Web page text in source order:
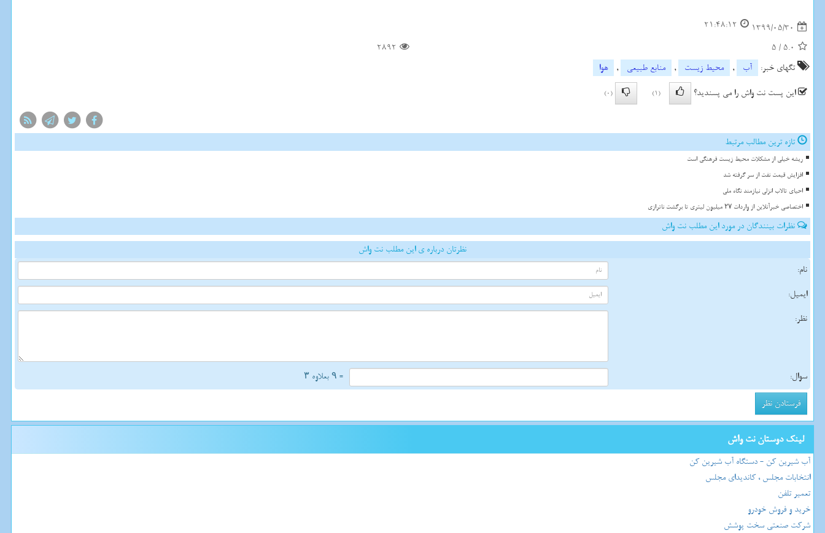
1399/05/30
21:48:12
5.0
/
5
2892
تگهای خبر:
آب , محیط زیست , منابع طبیعی ,
هوا
این پست نت واش را می پسندید؟
(1)
(0)
تازه ترین مطالب مرتبط
ریشه خیلی از مشکلات محیط زیست فرهنگی است
افزایش قیمت نفت از سر گرفته شد
احیای تالاب انزلی نیازمند نگاه ملی
اختصاصی خبرآنلاین از واردات ۲۷ میلیون لیتری تا برگشت ناترازی
نظرات بینندگان در مورد این مطلب نت واش
نظرتان درباره ی این مطلب نت واش
نام:
ایمیل:
نظر:
سوال: = ۹ بعلاوه ۳
لینک دوستان نت واش
آب شیرین کن - دستگاه آب شیرین کن
انتخابات مجلس ، کاندیدای مجلس
تعمیر تلفن
خرید و فروش خودرو
شرکت صنعتی سخت پوشش